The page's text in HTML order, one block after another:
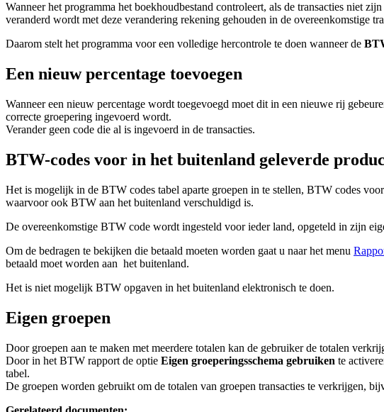
Wanneer het programma het boekhoudbestand controleert, als de transacties niet
veranderd wordt met deze verandering rekening gehouden in de overeenkomstige
Daarom stelt het programma voor een volledige hercontrole te doen wanneer de
Een nieuw percentage toevoegen
Wanneer een nieuw percentage wordt toegevoegd moet dit in een nieuwe rij
correcte groepering ingevoerd wordt.
Verander geen code die al is ingevoerd in de transacties.
BTW-codes voor in het buitenland geleverde
Het is mogelijk in de BTW codes tabel aparte groepen in te stellen, BTW codes
waarvoor ook BTW aan het buitenland verschuldigd is.
De overeenkomstige BTW code wordt ingesteld voor ieder land, opgeteld in zijn
Om de bedragen te bekijken die betaald moeten worden gaat u naar het menu
betaald moet worden aan het buitenland.
Het is niet mogelijk BTW opgaven in het buitenland elektronisch te doen.
Eigen groepen
Door groepen aan te maken met meerdere totalen kan de gebruiker de totalen
Door in het BTW rapport de optie Eigen groeperingsschema gebruiken te
tabel.
De groepen worden gebruikt om de totalen van groepen transacties te verkrijgen,